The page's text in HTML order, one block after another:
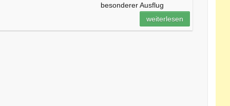
besonderer Ausflug
weiterlesen